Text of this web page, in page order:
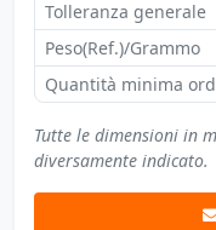
Tolleranza generale
Peso(Ref.)/Grammo
Quantità minima
Tutte le dimensioni in
diversamente indicato.